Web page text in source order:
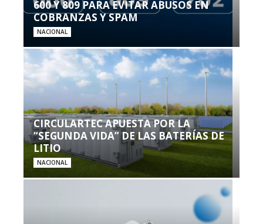
600 Y 809 PARA EVITAR ABUSOS EN
COBRANZAS Y SPAM
NACIONAL
CIRCULARTEC APUESTA POR LA
“SEGUNDA VIDA” DE LAS BATERÍAS DE
LITIO
NACIONAL